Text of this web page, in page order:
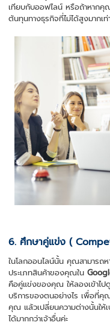
เทียบกับออฟไลน์ หรือถ้าหากคุ
ต้นทุนทางธุรกิจที่ไม่ได้สูงมากเท่
6. ศึกษาคู่แข่ง (
ในโลกออนไลน์นั้น คุณสามารถห
ประเภทสินค้าของคุณใน
คือคู่แข่งของคุณ ให้ลองเข้าไป
บริการของตนอย่างไร เพื่อที่คุ
คุณ แล้วเปลี่ยนความต่างนั้นให้
ได้มากกว่าเจ้าอื่นค่ะ